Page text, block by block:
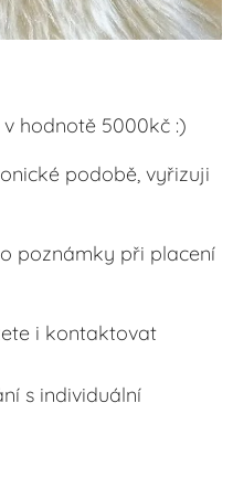
hodnotě 5000kč :)
podobě, vyřizuji
poznámky při placení
i kontaktovat
s individuální